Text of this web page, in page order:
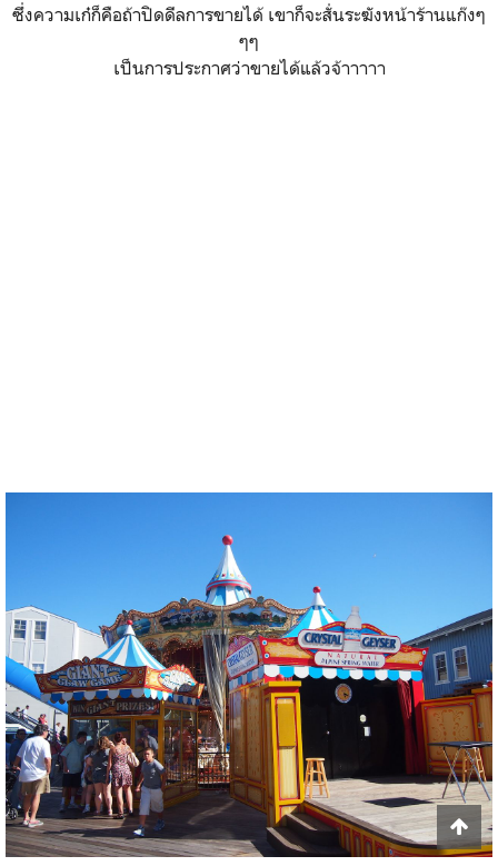
ซึ่งความเก๋ก็คือถ้าปิดดีลการขายได้ เขาก็จะสั่นระฆังหน้าร้านแก๊งๆ
ๆๆ
เป็นการประกาศว่าขายได้แล้วจ้าาาาา